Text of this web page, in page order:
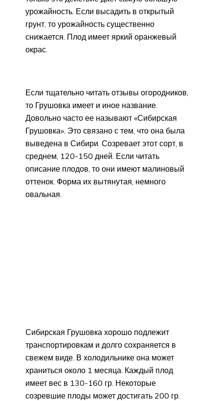
урожайность. Если высадить в открытый
грунт, то урожайность существенно
снижается. Плод имеет яркий оранжевый
окрас.
Если тщательно читать отзывы огородников,
то Грушовка имеет и иное название.
Довольно часто ее называют «Сибирская
Грушовка». Это связано с тем, что она была
выведена в Сибири. Созревает этот сорт, в
среднем, 120-150 дней. Если читать
описание плодов, то они имеют малиновый
оттенок. Форма их вытянутая, немного
овальная.
Сибирская Грушовка хорошо подлежит
транспортировкам и долго сохраняется в
свежем виде. В холодильнике она может
храниться около 1 месяца. Каждый плод
имеет вес в 130-160 гр. Некоторые
созревшие плоды может достигать 200 гр.